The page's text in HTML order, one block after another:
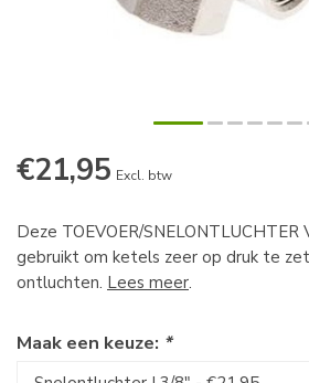
€21,95 Excl. btw
Deze TOEVOER/
gebruikt om ketels zeer op druk te
ontluchten. Lees meer.
Maak een keuze: *